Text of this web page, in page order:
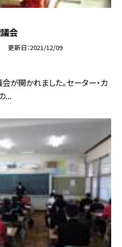
会
更新日 2021/12/09
が開かれました。セーター・カ
...